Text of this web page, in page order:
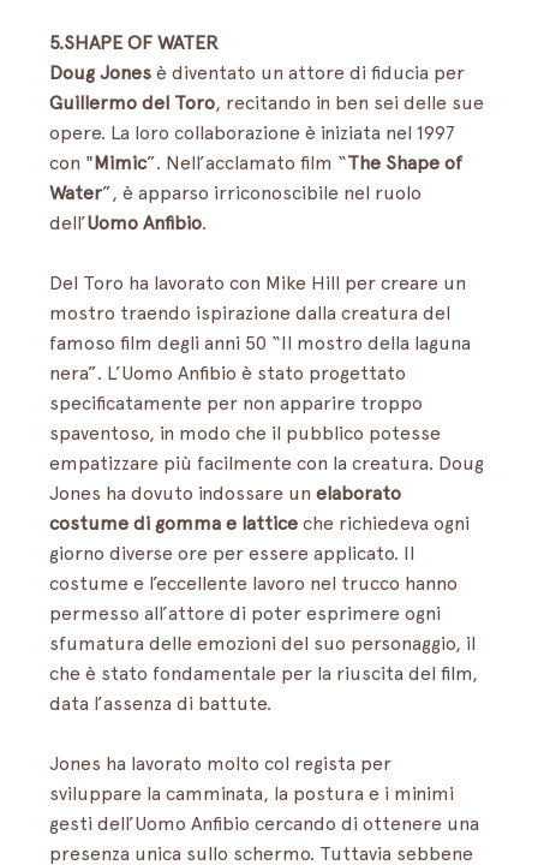
5.SHAPE OF WATER
Doug Jones è diventato un attore di fiducia per
Guillermo del Toro, recitando in ben sei delle sue
opere. La loro collaborazione è iniziata nel 1997
con "Mimic”. Nell’acclamato film “The Shape of
Water”, è apparso irriconoscibile nel ruolo
dell’Uomo Anfibio.
Del Toro ha lavorato con Mike Hill per creare un
mostro traendo ispirazione dalla creatura del
famoso film degli anni 50 “Il mostro della laguna
nera”. L’Uomo Anfibio è stato progettato
specificatamente per non apparire troppo
spaventoso, in modo che il pubblico potesse
empatizzare più facilmente con la creatura. Doug
Jones ha dovuto indossare un elaborato
costume di gomma e lattice che richiedeva ogni
giorno diverse ore per essere applicato. Il
costume e l’eccellente lavoro nel trucco hanno
permesso all’attore di poter esprimere ogni
sfumatura delle emozioni del suo personaggio, il
che è stato fondamentale per la riuscita del film,
data l’assenza di battute.
Jones ha lavorato molto col regista per
sviluppare la camminata, la postura e i minimi
gesti dell’Uomo Anfibio cercando di ottenere una
presenza unica sullo schermo. Tuttavia sebbene